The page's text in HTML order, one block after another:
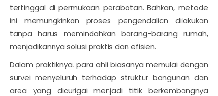
tertinggal di permukaan perabotan. Bahkan, metode
ini memungkinkan proses pengendalian dilakukan
tanpa harus memindahkan barang-barang rumah,
menjadikannya solusi praktis dan efisien.
Dalam praktiknya, para ahli biasanya memulai dengan
survei menyeluruh terhadap struktur bangunan dan
area yang dicurigai menjadi titik berkembangnya